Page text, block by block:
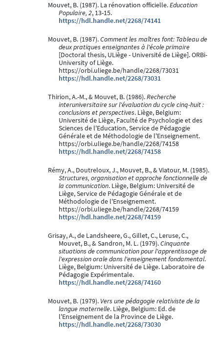
Mouvet, B. (1987). La rénovation officielle.Education
Populaire, 2, 13-15.
https://hdl.handle.net/2268/74141
Mouvet, B. (1987).Comment les maîtres font: Tableau de
deux pratiques enseignantes à l'école primaire
[Doctoral thesis, ULiège - Université de Liège]. ORBi-
University of Liège.
https://orbi.uliege.be/handle/2268/73031
https://hdl.handle.net/2268/73031
Thirion, A.-M., & Mouvet, B. (1986).Recherche
interuniversitaire sur l'évaluation du cycle cinq-huit :
conclusions et perspectives. Liège, Belgium:
Université de Liège, Faculté de Psychologie et des
Sciences de l'Education, Service de Pédagogie
Générale et de Méthodologie de l'Enseignement.
https://orbi.uliege.be/handle/2268/74158
https://hdl.handle.net/2268/74158
Rémy, A., Doutreloux, J., Mouvet, B., & Viatour, M. (1985).
Structures, organisation et approche fonctionnelle de
la communication. Liège, Belgium: Université de
Liège, Service de Pédagogie Générale et de
Méthodologie de l'Enseignement.
https://orbi.uliege.be/handle/2268/74159
https://hdl.handle.net/2268/74159
Grisay, A., de Landsheere, G., Gillet, C., Leruse, C.,
Mouvet, B., & Sandron, M. L. (1979).Cinquante
situations de communication pour l'apprentissage de
l'expression orale dans l'enseignement fondamental.
Liège, Belgium: Université de Liège. Laboratoire de
Pédagogie Expérimentale.
https://hdl.handle.net/2268/74160
Mouvet, B. (1979). Vers une pédagogie relativiste de la
langue maternelle. Liège, Belgium: Ed. de
l'Enseignement de la Province de Liège.
https://hdl.handle.net/2268/73030